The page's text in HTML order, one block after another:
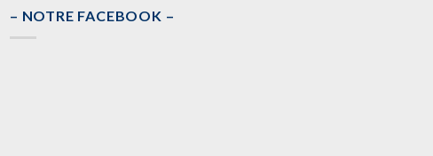
– NOTRE FACEBOOK –